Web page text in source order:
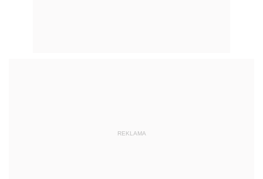
REKLAMA